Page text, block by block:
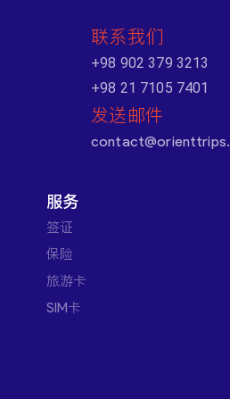
联系我们
+98 902 379 3213
+98 21 7105 7401
发送邮件
服务
签证
保险
旅游卡
SIM卡